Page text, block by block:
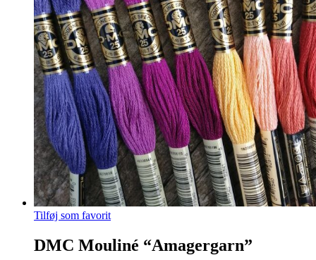
Tilføj som favorit
DMC Mouliné “Amagergarn”